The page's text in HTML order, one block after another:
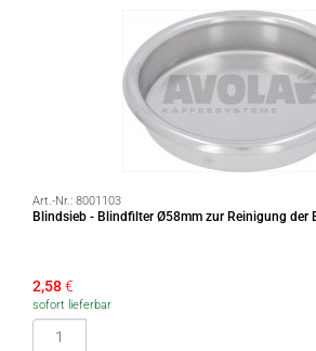
Art.-Nr.: 8001103
Blindsieb - Blindfilter Ø58mm zur Reinigung der
2,58€
sofort lieferbar